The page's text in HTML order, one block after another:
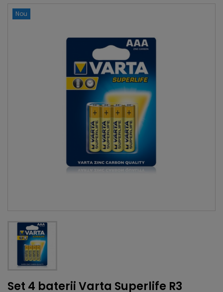
Nou
Set 4 baterii Varta Superlife R3